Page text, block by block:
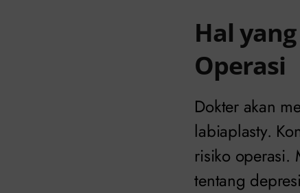
Hal
Operasi
Dokter akan
labiaplasty.
risiko operasi.
tentang